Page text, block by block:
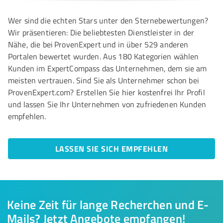
Wer sind die echten Stars unter den Sternebewertungen?
Wir präsentieren: Die beliebtesten Dienstleister in der
Nähe, die bei ProvenExpert und in über 529 anderen
Portalen bewertet wurden. Aus 180 Kategorien wählen
Kunden im ExpertCompass das Unternehmen, dem sie am
meisten vertrauen. Sind Sie als Unternehmer schon bei
ProvenExpert.com? Erstellen Sie hier kostenfrei Ihr Profil
und lassen Sie Ihr Unternehmen von zufriedenen Kunden
empfehlen.
LASSEN SIE SICH EMPFEHLEN
Keine Zeit für lange Recherchen und E-
Mails? Jetzt Angebote empfangen!